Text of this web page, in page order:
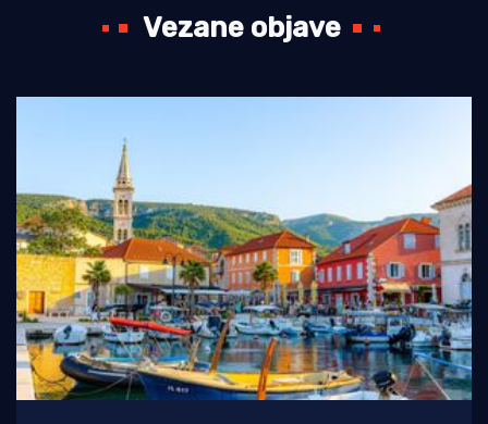
Vezane objave